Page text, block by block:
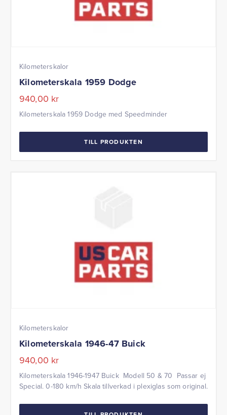
Kilometerskalor
Kilometerskala 1959 Dodge
940,00 kr
Kilometerskala 1959 Dodge med Speedminder
TILL PRODUKTEN
Kilometerskalor
Kilometerskala 1946-47 Buick
940,00 kr
Kilometerskala 1946-1947 Buick Modell 50 & 70 Passar ej
Special. 0-180 km/h Skala tillverkad i plexiglas som original.